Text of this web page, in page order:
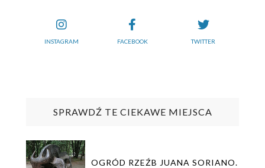
INSTAGRAM FACEBOOK TWITTER
SPRAWDŹ TE CIEKAWE MIEJSCA
OGRÓD RZEŹB JUANA SORIANO.